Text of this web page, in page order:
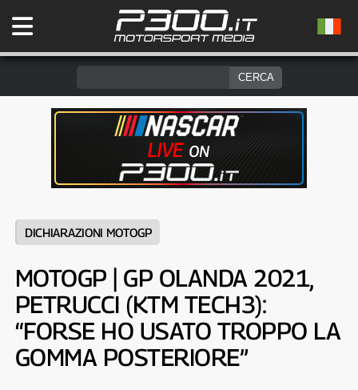
DICHIARAZIONI MOTOGP
MOTOGP | GP OLANDA 2021,
PETRUCCI (KTM TECH3):
“FORSE HO USATO TROPPO LA
GOMMA POSTERIORE”